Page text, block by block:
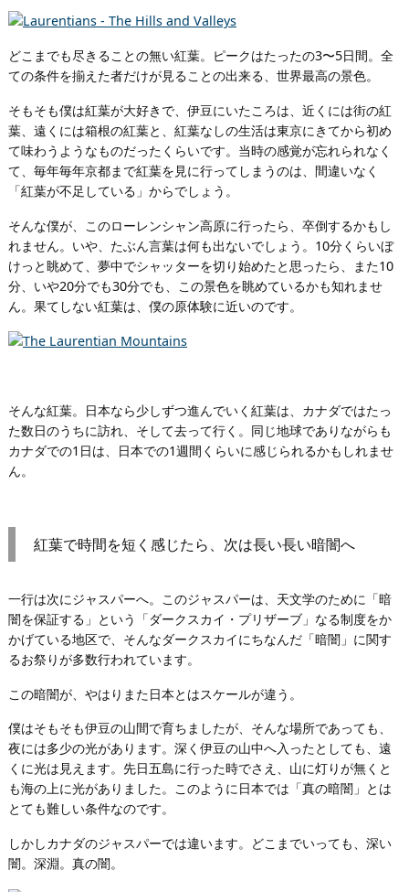
どこまでも尽きることの無い紅葉。ピークはたったの3〜5日間。全
ての条件を揃えた者だけが見ることの出来る、世界最高の景色。
そもそも僕は紅葉が大好きで、伊豆にいたころは、近くには街の紅
葉、遠くには箱根の紅葉と、紅葉なしの生活は東京にきてから初め
て味わうようなものだったくらいです。当時の感覚が忘れられなく
て、毎年毎年京都まで紅葉を見に行ってしまうのは、間違いなく
「紅葉が不足している」からでしょう。
そんな僕が、このローレンシャン高原に行ったら、卒倒するかもし
れません。いや、たぶん言葉は何も出ないでしょう。10分くらいぼ
けっと眺めて、夢中でシャッターを切り始めたと思ったら、また10
分、いや20分でも30分でも、この景色を眺めているかも知れませ
ん。果てしない紅葉は、僕の原体験に近いのです。
そんな紅葉。日本なら少しずつ進んでいく紅葉は、カナダではたっ
た数日のうちに訪れ、そして去って行く。同じ地球でありながらも
カナダでの1日は、日本での1週間くらいに感じられるかもしれませ
ん。
紅葉で時間を短く感じたら、次は長い長い暗闇へ
一行は次にジャスパーへ。このジャスパーは、天文学のために「暗
闇を保証する」という「ダークスカイ・プリザーブ」なる制度をか
かげている地区で、そんなダークスカイにちなんだ「暗闇」に関す
るお祭りが多数行われています。
この暗闇が、やはりまた日本とはスケールが違う。
僕はそもそも伊豆の山間で育ちましたが、そんな場所であっても、
夜には多少の光があります。深く伊豆の山中へ入ったとしても、遠
くに光は見えます。先日五島に行った時でさえ、山に灯りが無くと
も海の上に光がありました。このように日本では「真の暗闇」とは
とても難しい条件なのです。
しかしカナダのジャスパーでは違います。どこまでいっても、深い
闇。深淵。真の闇。